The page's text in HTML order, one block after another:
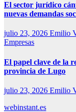
El sector jurídico
nuevas demandas
julio 23, 2026 Emilio
Empresas
El papel clave de la
provincia de Lugo
julio 23, 2026 Emilio
webinstant.es